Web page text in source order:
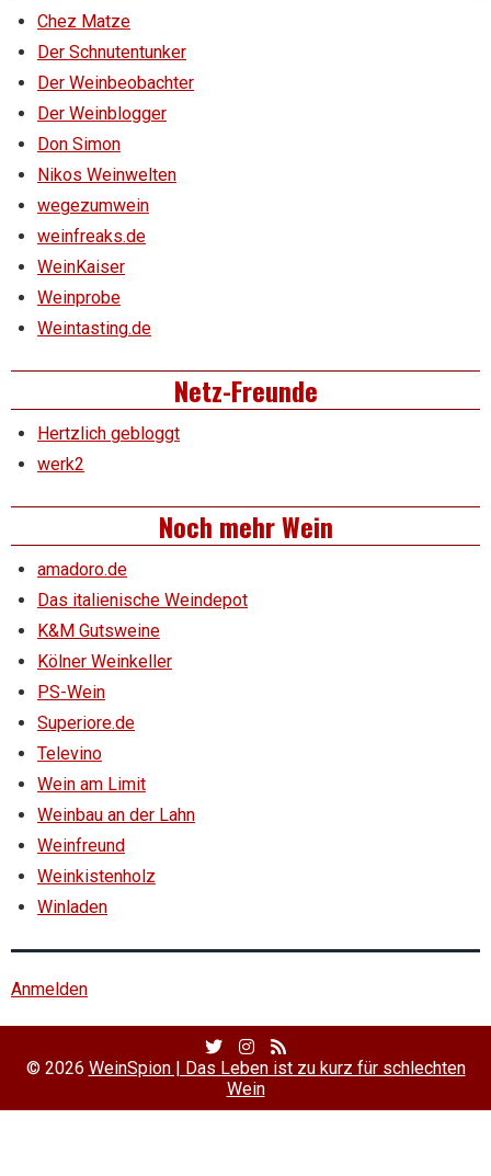
Chez Matze
Der Schnutentunker
Der Weinbeobachter
Der Weinblogger
Don Simon
Nikos Weinwelten
wegezumwein
weinfreaks.de
WeinKaiser
Weinprobe
Weintasting.de
Netz-Freunde
Hertzlich gebloggt
werk2
Noch mehr Wein
amadoro.de
Das italienische Weindepot
K&M Gutsweine
Kölner Weinkeller
PS-Wein
Superiore.de
Televino
Wein am Limit
Weinbau an der Lahn
Weinfreund
Weinkistenholz
Winladen
Anmelden
Twitter
Profile
Facebook
Profile
RSS
Feed
© 2026 WeinSpion | Das Leben ist zu kurz für schlechten
Wein